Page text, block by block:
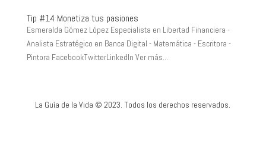
Tip #14 Monetiza tus pasiones
Esmeralda Gómez López Especialista en Libertad Financiera -
Analista Estratégico en Banca Digital - Matemática - Escritora -
Pintora FacebookTwitterLinkedIn Ver más...
La Guía de la Vida © 2023. Todos los derechos reservados.